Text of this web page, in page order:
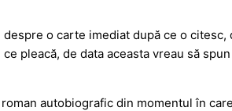
o carte imediat după ce o
pleacă, de data aceasta vreau să
autobiografic din momentul în